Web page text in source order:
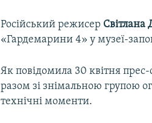
Російський режисер Світлана
«Гардемарини 4» у музеї-
Як повідомила 30 квітня
разом зі знімальною групою
технічні моменти.